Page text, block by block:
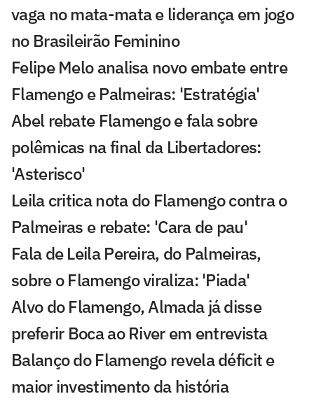
vaga no mata-mata e liderança em jogo
no Brasileirão Feminino
Felipe Melo analisa novo embate entre
Flamengo e Palmeiras: 'Estratégia'
Abel rebate Flamengo e fala sobre
polêmicas na final da Libertadores:
'Asterisco'
Leila critica nota do Flamengo contra o
Palmeiras e rebate: 'Cara de pau'
Fala de Leila Pereira, do Palmeiras,
sobre o Flamengo viraliza: 'Piada'
Alvo do Flamengo, Almada já disse
preferir Boca ao River em entrevista
Balanço do Flamengo revela déficit e
maior investimento da história